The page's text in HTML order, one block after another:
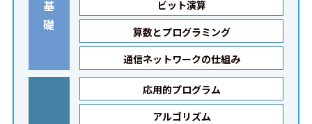
基
礎
ビット演算
算数とプログラミング
通信ネットワークの仕組み
応用的プログラム
アルゴリズム